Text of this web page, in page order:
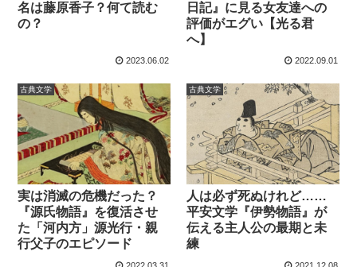
名は藤原香子？何て読む
の？
2023.06.02
日記』に見る女友達への
評価がエグい【光る君
へ】
2022.09.01
古典文学
実は消滅の危機だった？
『源氏物語』を復活させ
た「河内方」源光行・親
行父子のエピソード
2022.03.31
古典文学
人は必ず死ぬけれど……
平安文学『伊勢物語』が
伝える主人公の最期と未
練
2021.12.08